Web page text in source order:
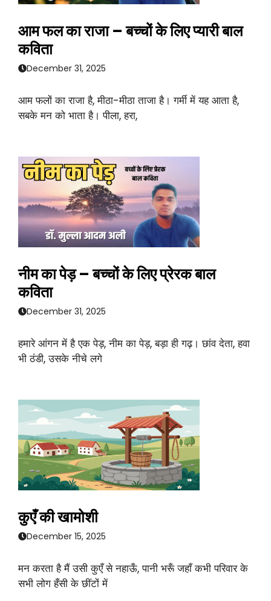
आम फल का राजा – बच्चों के लिए प्यारी बाल
कविता
December 31, 2025
आम फलों का राजा है, मीठा-मीठा ताजा है। गर्मी में यह आता है,
सबके मन को भाता है। पीला, हरा,
नीम का पेड़ – बच्चों के लिए प्रेरक बाल
कविता
December 31, 2025
हमारे आंगन में है एक पेड़, नीम का पेड़, बड़ा ही गढ़। छांव देता, हवा
भी ठंडी, उसके नीचे लगे
कुएँ की खामोशी
December 15, 2025
मन करता है मैं उसी कुएँ से नहाऊँ, पानी भरूँ जहाँ कभी परिवार के
सभी लोग हँसी के छींटों में